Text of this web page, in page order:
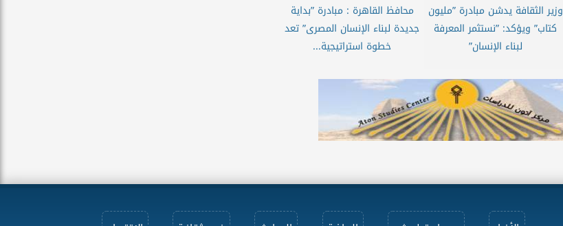
وزير الثقافة يدشن مبادرة ”مليون
كتاب” ويؤكد: ”نستثمر المعرفة
لبناء الإنسان”
محافظ القاهرة : مبادرة ”بداية
جديدة لبناء الإنسان المصرى” تعد
خطوة استراتيجية...